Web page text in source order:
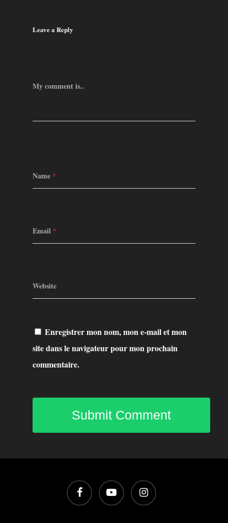
Leave a Reply
My comment is..
Name *
Email *
Website
Enregistrer mon nom, mon e-mail et mon
site dans le navigateur pour mon prochain
commentaire.